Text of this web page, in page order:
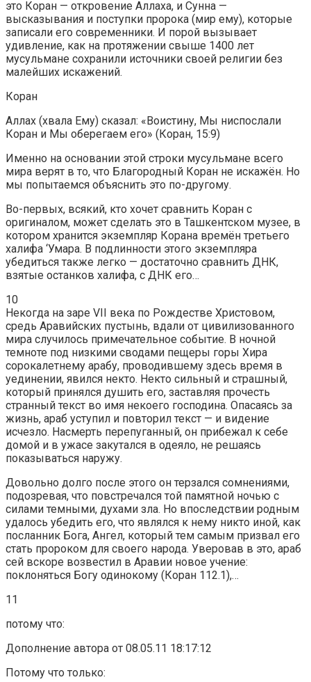
это Коран — откровение Аллаха, и Сунна —
высказывания и поступки пророка (мир ему), которые
записали его современники. И порой вызывает
удивление, как на протяжении свыше 1400 лет
мусульмане сохранили источники своей религии без
малейших искажений.
Коран
Аллах (хвала Ему) сказал: «Воистину, Мы ниспослали
Коран и Мы оберегаем его» (Коран, 15:9)
Именно на основании этой строки мусульмане всего
мира верят в то, что Благородный Коран не искажён. Но
мы попытаемся объяснить это по-другому.
Во-первых, всякий, кто хочет сравнить Коран с
оригиналом, может сделать это в Ташкентском музее, в
котором хранится экземпляр Корана времён третьего
халифа ‘Умара. В подлинности этого экземпляра
убедиться также легко — достаточно сравнить ДНК,
взятые останков халифа, с ДНК его…
10
Некогда на заре VII века по Рождестве Христовом,
средь Аравийских пустынь, вдали от цивилизованного
мира случилось примечательное событие. В ночной
темноте под низкими сводами пещеры горы Хира
сорокалетнему арабу, проводившему здесь время в
уединении, явился некто. Некто сильный и страшный,
который принялся душить его, заставляя прочесть
странный текст во имя некоего господина. Опасаясь за
жизнь, араб уступил и повторил текст — и видение
исчезло. Насмерть перепуганный, он прибежал к себе
домой и в ужасе закутался в одеяло, не решаясь
показываться наружу.
Довольно долго после этого он терзался сомнениями,
подозревая, что повстречался той памятной ночью с
силами темными, духами зла. Но впоследствии родным
удалось убедить его, что являлся к нему никто иной, как
посланник Бога, Ангел, который тем самым призвал его
стать пророком для своего народа. Уверовав в это, араб
сей вскоре возвестил в Аравии новое учение:
поклоняться Богу одинокому (Коран 112.1),…
11
потому что:
Дополнение автора от 08.05.11 18:17:12
Потому что только: